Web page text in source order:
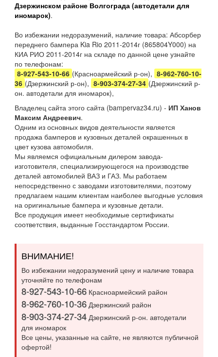
Дзержинском районе Волгограда (автодетали для
иномарок).
Во избежании недоразумений, наличие товара: Абсорбер
переднего бампера Kia Rio 2011-2014г (865804Y000) на
КИА РИО 2011-2014г на складе по данной цене узнайте
по телефонам:
8-927-543-10-66 (Красноармейский р-он), 8-962-760-10-
36 (Дзержинский р-он), 8-903-374-27-34 (Дзержинский р-
он. автодетали для иномарок),
Владелец сайта этого сайта (bampervaz34.ru) - ИП Ханов
Максим Андреевич.
Одним из основных видов деятельности является
продажа бамперов и кузовных деталей окрашенных в
цвет кузова автомобиля.
Мы являемся официальным дилером завода-
изготовителя, специализирующегося на производстве
деталей автомобилей ВАЗ и ГАЗ. Мы работаем
непосредственно с заводами изготовителями, поэтому
предлагаем нашим клиентам наиболее выгодные условия
на оригинальные бампера и кузовные детали.
Все продукция имеет необходимые сертификаты
соответствия, выданные Госстандартом России.
ВНИМАНИЕ!
Во избежании недоразумений цену и наличие товара
уточняйте по телефонам
8-927-543-10-66 Красноармейский район
8-962-760-10-36 Дзержинский район
8-903-374-27-34 Дзержинский р-он. автодетали
для иномарок
Все цены, указанные на сайте, не являются публичной
офертой!